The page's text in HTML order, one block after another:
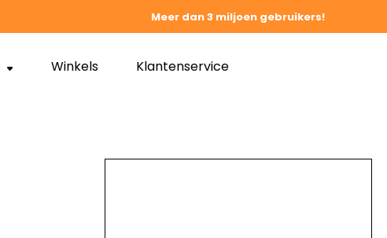
Meer dan 3 miljoen gebruikers!
Winkels Klantenservice